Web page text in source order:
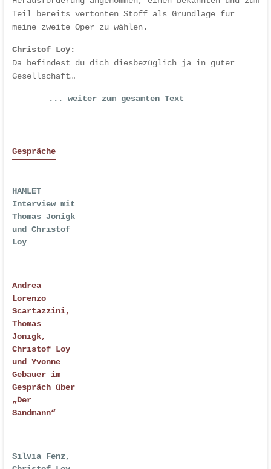
Teil bereits vertonten Stoff als Grundlage für
meine zweite Oper zu wählen.
Christof Loy:
Da befindest du dich diesbezüglich ja in guter
Gesellschaft…
... weiter zum gesamten Text
Gespräche
HAMLET
Interview mit
Thomas Jonigk
und Christof
Loy
Andrea
Lorenzo
Scartazzini,
Thomas
Jonigk,
Christof Loy
und Yvonne
Gebauer im
Gespräch über
„Der
Sandmann“
Silvia Fenz,